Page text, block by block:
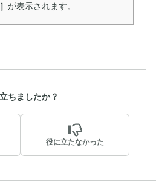
が表示されます。
ちましたか？
役に立たなかった